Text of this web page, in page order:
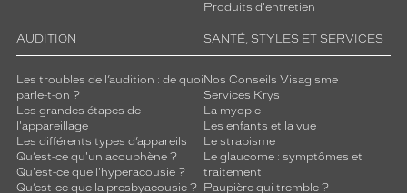
Produits d'entretien
AUDITION
Les troubles de l’audition : de quoi
parle-t-on ?
Les grandes étapes de
l'appareillage
Les différents types d’appareils
Qu’est-ce qu'un acouphène ?
Qu'est-ce que l'hyperacousie ?
Qu’est-ce que la presbyacousie ?
SANTÉ, STYLES ET SERVICES
Nos Conseils Visagisme
Services Krys
La myopie
Les enfants et la vue
Le strabisme
Le glaucome : symptômes et
traitement
Paupière qui tremble ?